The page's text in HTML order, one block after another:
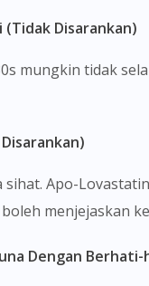
(Tidak Disarankan)
mungkin tidak
Disarankan)
sihat. Apo-
menjejaskan
Dengan